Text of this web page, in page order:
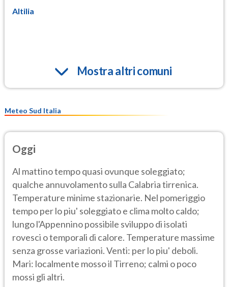
Altilia
Mostra altri comuni
Meteo Sud Italia
Oggi
Al mattino tempo quasi ovunque soleggiato;
qualche annuvolamento sulla Calabria tirrenica.
Temperature minime stazionarie. Nel pomeriggio
tempo per lo piu' soleggiato e clima molto caldo;
lungo l'Appennino possibile sviluppo di isolati
rovesci o temporali di calore. Temperature massime
senza grosse variazioni. Venti: per lo piu' deboli.
Mari: localmente mosso il Tirreno; calmi o poco
mossi gli altri.